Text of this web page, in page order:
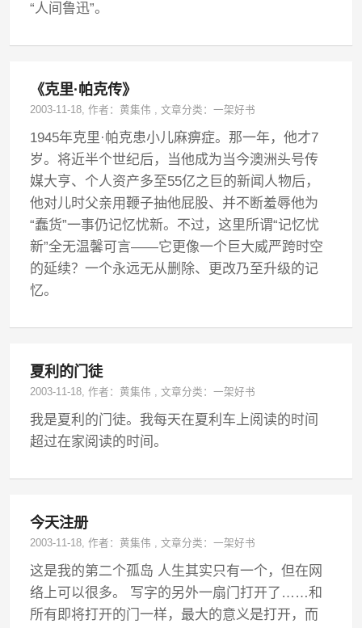
“人间鲁迅”。
《克里·帕克传》
2003-11-18, 作者：黄集伟 ,文章分类：一架好书
1945年克里·帕克患小儿麻痹症。那一年，他才7
岁。将近半个世纪后，当他成为当今澳洲头号传
媒大亨、个人资产多至55亿之巨的新闻人物后，
他对儿时父亲用鞭子抽他屁股、并不断羞辱他为
“蠢货”一事仍记忆忧新。不过，这里所谓“记忆忧
新”全无温馨可言——它更像一个巨大威严跨时空
的延续？一个永远无从删除、更改乃至升级的记
忆。
夏利的门徒
2003-11-18, 作者：黄集伟 ,文章分类：一架好书
我是夏利的门徒。我每天在夏利车上阅读的时间
超过在家阅读的时间。
今天注册
2003-11-18, 作者：黄集伟 ,文章分类：一架好书
这是我的第二个孤岛 人生其实只有一个，但在网
络上可以很多。 写字的另外一扇门打开了……和
所有即将打开的门一样，最大的意义是打开，而